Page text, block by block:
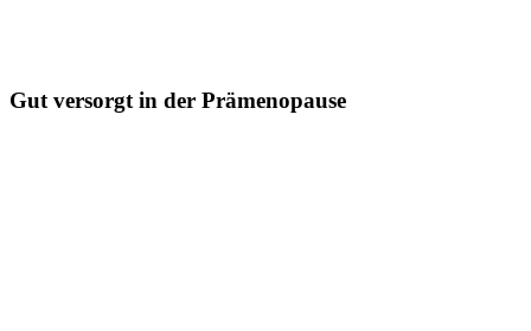
Gut versorgt in der Prämenopause